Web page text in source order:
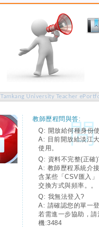
Tamkang University Teacher
教師歷程問與答:
Q: 開放給何種身份
A: 目前開放給淡江
使用。
Q: 資料不完整(正確
A: 教師歷程系統介
含某些「CSV匯入
交換方式與頻率。。
Q: 我無法登入?
A: 請確認您的單一
若需進一步協助，
機:3484